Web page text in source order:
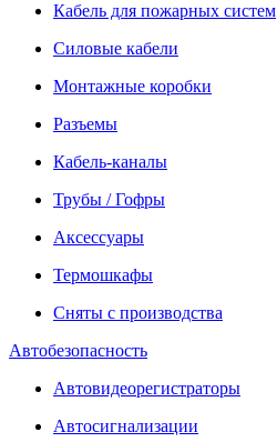
Кабель для пожарных систем
Силовые кабели
Монтажные коробки
Разъемы
Кабель-каналы
Трубы / Гофры
Аксессуары
Термошкафы
Сняты с производства
Автобезопасность
Автовидеорегистраторы
Автосигнализации